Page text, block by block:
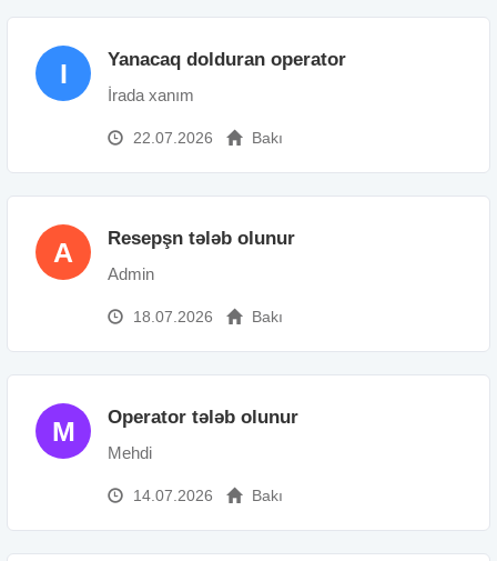
I Yanacaq dolduran operator
İrada xanım
22.07.2026 Bakı
A Resepşn tələb olunur
Admin
18.07.2026 Bakı
M Operator tələb olunur
Mehdi
14.07.2026 Bakı